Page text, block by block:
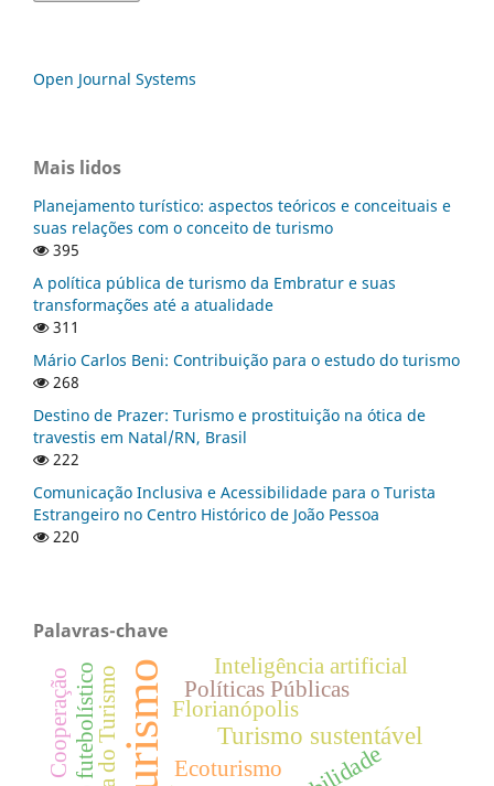
Open Journal Systems
Mais lidos
Planejamento turístico: aspectos teóricos e conceituais e
suas relações com o conceito de turismo
395
A política pública de turismo da Embratur e suas
transformações até a atualidade
311
Mário Carlos Beni: Contribuição para o estudo do turismo
268
Destino de Prazer: Turismo e prostituição na ótica de
travestis em Natal/RN, Brasil
222
Comunicação Inclusiva e Acessibilidade para o Turista
Estrangeiro no Centro Histórico de João Pessoa
220
Palavras-chave
Turismo Turismo sustentável
Ecoturismo
Florianópolis
Políticas Públicas
Inteligência artificial
Cooperação